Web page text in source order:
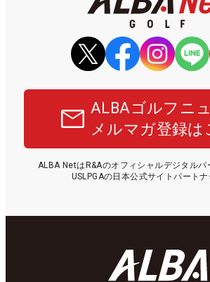
ALBAゴルフニ
メルマガ登録は
ALBA NetはR&Aのオフィシャルデジタルパ
USLPGAの日本公式サイトパートナ